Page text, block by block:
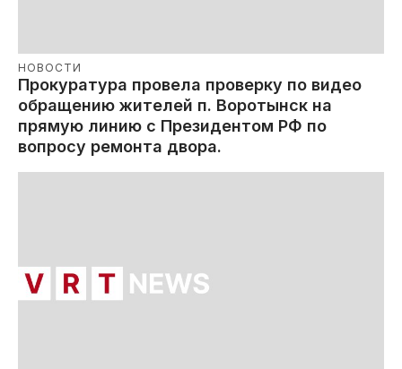
НОВОСТИ
Прокуратура провела проверку по видео
обращению жителей п. Воротынск на
прямую линию с Президентом РФ по
вопросу ремонта двора.